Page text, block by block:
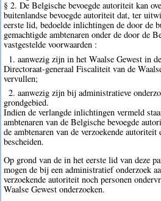
§ 2. De Belgische bevoegde autoriteit kan
buitenlandse bevoegde autoriteit dat, ter
eerste lid, bedoelde inlichtingen de door de
gemachtigde ambtenaren onder de door de
vastgestelde voorwaarden :
1. aanwezig zijn in het Waalse Gewest in
Directoraat-generaal Fiscaliteit van de
vervullen;
2. aanwezig zijn bij administratieve
grondgebied.
Indien de verlangde inlichtingen vermeld
ambtenaren van de Belgische bevoegde
de ambtenaren van de verzoekende
bescheiden.
Op grond van de in het eerste lid van deze
mogen de bij een administratief onderzoek
verzoekende autoriteit noch personen
Waalse Gewest onderzoeken.